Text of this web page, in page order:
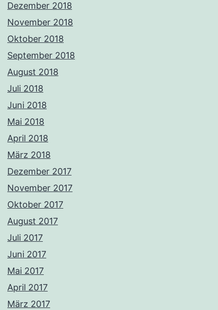
Dezember 2018
November 2018
Oktober 2018
September 2018
August 2018
Juli 2018
Juni 2018
Mai 2018
April 2018
März 2018
Dezember 2017
November 2017
Oktober 2017
August 2017
Juli 2017
Juni 2017
Mai 2017
April 2017
März 2017